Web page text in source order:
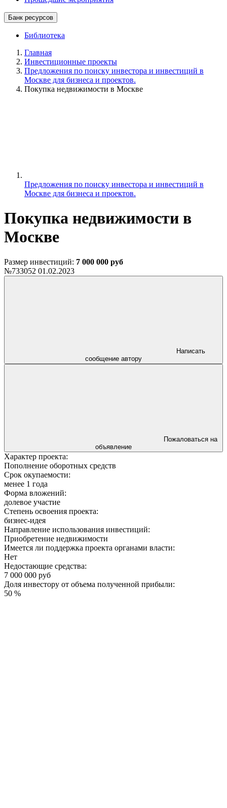
Банк ресурсов
Библиотека
Главная
Инвестиционные проекты
Предложения по поиску инвестора и инвестиций в
Москве для бизнеса и проектов.
Покупка недвижимости в Москве
Предложения по поиску инвестора и инвестиций в
Москве для бизнеса и проектов.
Покупка недвижимости в
Москве
Размер инвестиций: 7 000 000 руб
№733052 01.02.2023
сообщение автору
объявление
Характер проекта:
Пополнение оборотных средств
Срок окупаемости:
менее 1 года
Форма вложений:
долевое участие
Степень освоения проекта:
бизнес-идея
Направление использования инвестиций:
Приобретение недвижимости
Имеется ли поддержка проекта органами власти:
Нет
Недостающие средства:
7 000 000 руб
Доля инвестору от объема полученной прибыли:
50 %